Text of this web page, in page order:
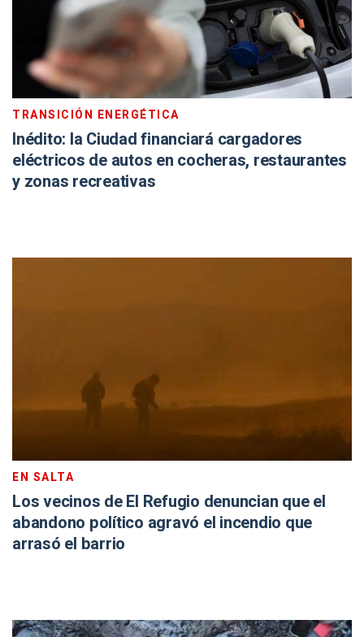
TRANSICIÓN ENERGÉTICA
Inédito: la Ciudad financiará cargadores
eléctricos de autos en cocheras, restaurantes
y zonas recreativas
EN SALTA
Los vecinos de El Refugio denuncian que el
abandono político agravó el incendio que
arrasó el barrio